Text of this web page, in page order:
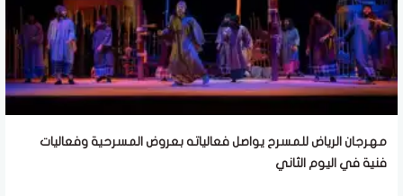
مهرجان الرياض للمسرح يواصل فعالياته بعروض المسرحية وفعاليات
فنية في اليوم الثاني